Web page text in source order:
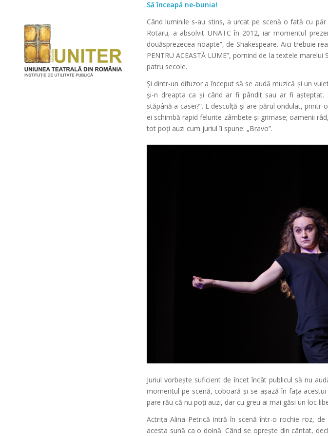
Să înceapă ne-bunia!
Când luminile s-au stins, a urcat pe scenă o fată cu
Rotaru, a absolvit UNATC în 2012, iar momentul
douăsprezecea noapte”, de Shakespeare. Aici trebuie
PENTRU ACEASTĂ LUME”, pornind de la textele
patru secole.
Și dintr-un difuzor a început să se audă muzică și un
și-n dreapta ca și când ar fi pândit sau ar fi așteptat.
stăpână a casei?”. E desculță și are părul ondulat,
ei schimbă rapid felurite zâmbete și grimase; oamenii
tot poți auzi cum juriul îi spune: „Bravo”.
Juriul vorbește suficient de încet încât publicul să nu
momentul pe scenă, coboară și se așază în fața
pare rău că nu poți auzi, dar cu greu ai mai găsi un loc
Actrița Alina Petrică intră în scenă într-o rochie roz,
acesta sună ca o doină. Când se oprește din cântat,